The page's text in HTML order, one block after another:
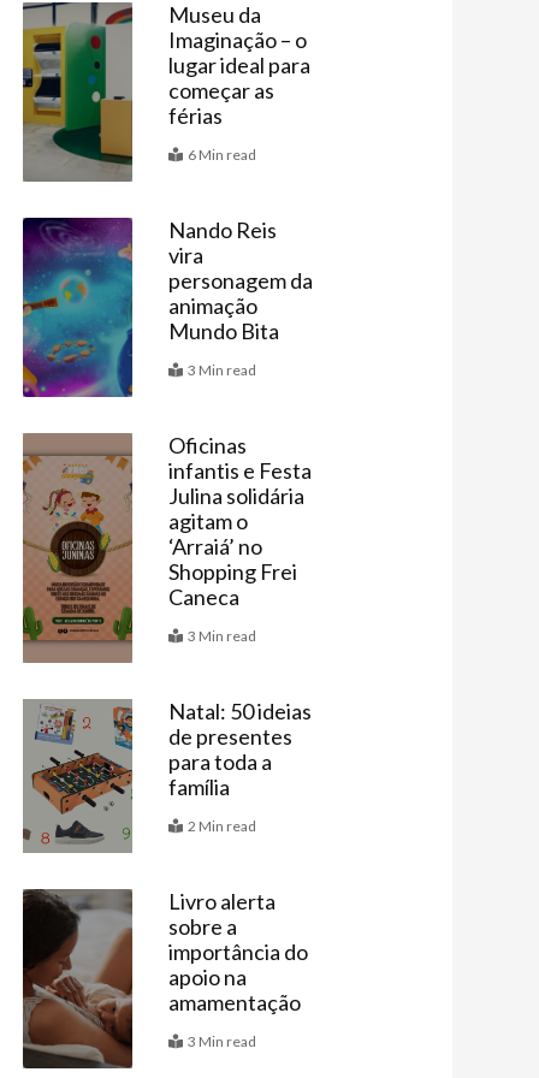
Agenda
Museu da
Imaginação – o
lugar ideal para
começar as
férias
6 Min read
Últimas
Nando Reis
vira
personagem da
animação
Mundo Bita
3 Min read
Agenda
Oficinas
infantis e Festa
Julina solidária
agitam o
‘Arraiá’ no
Shopping Frei
Caneca
3 Min read
Bebê
Natal: 50 ideias
de presentes
para toda a
família
2 Min read
Últimas
Livro alerta
sobre a
importância do
apoio na
amamentação
3 Min read